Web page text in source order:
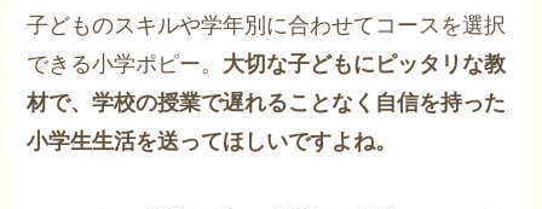
子どものスキルや学年別に合わせてコースを選択
できる小学ポピー。 大切な子どもにピッタリな教
材で、学校の授業で遅れることなく自信を持った
小学生生活を送ってほしいですよね。